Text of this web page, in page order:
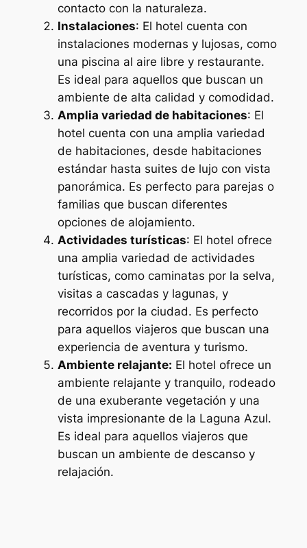
contacto con la naturaleza.
Instalaciones: El hotel cuenta con
instalaciones modernas y lujosas, como
una piscina al aire libre y restaurante.
Es ideal para aquellos que buscan un
ambiente de alta calidad y comodidad.
Amplia variedad de habitaciones: El
hotel cuenta con una amplia variedad
de habitaciones, desde habitaciones
estándar hasta suites de lujo con vista
panorámica. Es perfecto para parejas o
familias que buscan diferentes
opciones de alojamiento.
Actividades turísticas: El hotel ofrece
una amplia variedad de actividades
turísticas, como caminatas por la selva,
visitas a cascadas y lagunas, y
recorridos por la ciudad. Es perfecto
para aquellos viajeros que buscan una
experiencia de aventura y turismo.
Ambiente relajante: El hotel ofrece un
ambiente relajante y tranquilo, rodeado
de una exuberante vegetación y una
vista impresionante de la Laguna Azul.
Es ideal para aquellos viajeros que
buscan un ambiente de descanso y
relajación.